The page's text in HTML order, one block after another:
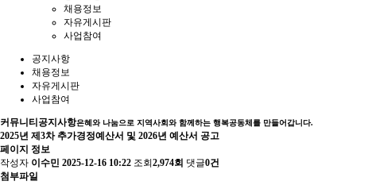
채용정보
자유게시판
사업참여
공지사항
채용정보
자유게시판
사업참여
커뮤니티 공지사항은혜와 나눔으로 지역사회와 함께하는 행복공동체를 만들어갑니다.
2025년 제3차 추가경정예산서 및 2026년 예산서 공고
페이지 정보
작성자 이수민 2025-12-16 10:22 조회 2,974회 댓글0건
첨부파일